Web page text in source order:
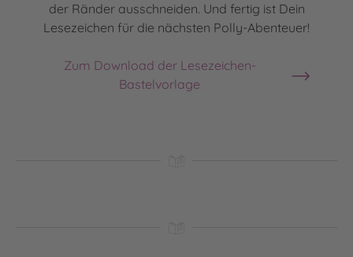
der Ränder ausschneiden. Und fertig ist Dein
Lesezeichen für die nächsten Polly-Abenteuer!
Zum Download der Lesezeichen-
Bastelvorlage